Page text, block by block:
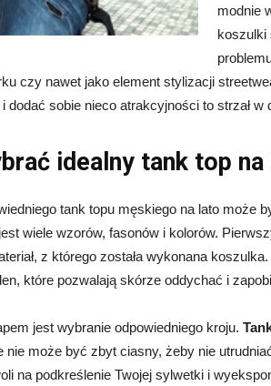
modnie
koszulki
czy nawet jako element stylizacji
dodać sobie nieco atrakcyjności to strzał w
idealny tank top na
tank topu męskiego na lato może
wiele wzorów, fasonów i kolorów.
z którego została wykonana
len, które pozwalają skórze oddychać i
jest wybranie odpowiedniego kroju.
nie może być zbyt ciasny, żeby nie
na podkreślenie Twojej sylwetki i